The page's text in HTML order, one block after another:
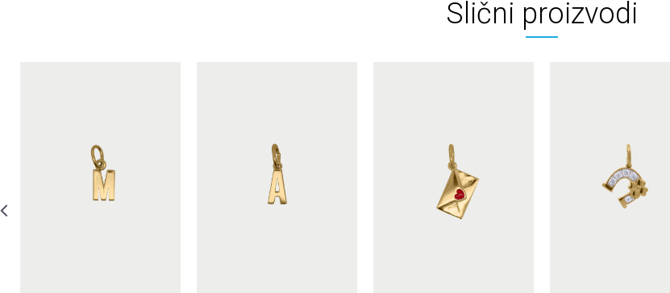
Slični proizvodi